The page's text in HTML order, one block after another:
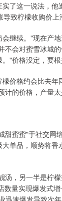
了这一说法，
致柠檬收购价上
继续。"现在产
不会对蜜雪冰城
"价格没定，要
价格约会比去
的价格，产量太
甜蜜蜜"于社交
单品，顺势将
汤，另一半是柠
数量实现爆发式
迅速爆发导致次